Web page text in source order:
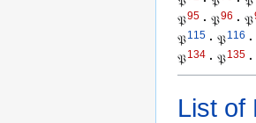
𝔓95 · 𝔓96 · 𝔓
𝔓115 · 𝔓116 ·
𝔓134 · 𝔓135 ·
List of